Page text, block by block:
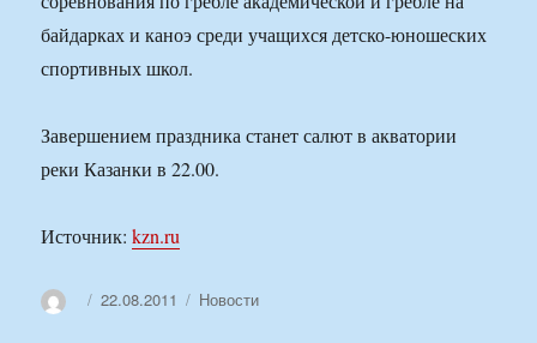
байдарках и каноэ среди учащихся детско-юношеских
спортивных школ.
Завершением праздника станет салют в акватории
реки Казанки в 22.00.
Источник:kzn.ru
АвторОпубликовано
22.08.2011 Рубрики
Новости